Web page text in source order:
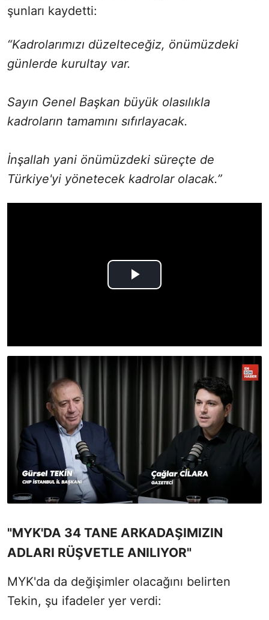
şunları kaydetti:
“Kadrolarımızı düzelteceğiz, önümüzdeki
günlerde kurultay var.
Sayın Genel Başkan büyük olasılıkla
kadroların tamamını sıfırlayacak.
İnşallah yani önümüzdeki süreçte de
Türkiye'yi yönetecek kadrolar olacak.”
"MYK'DA 34 TANE ARKADAŞIMIZIN
ADLARI RÜŞVETLE ANILIYOR"
MYK'da da değişimler olacağını belirten
Tekin, şu ifadeler yer verdi: